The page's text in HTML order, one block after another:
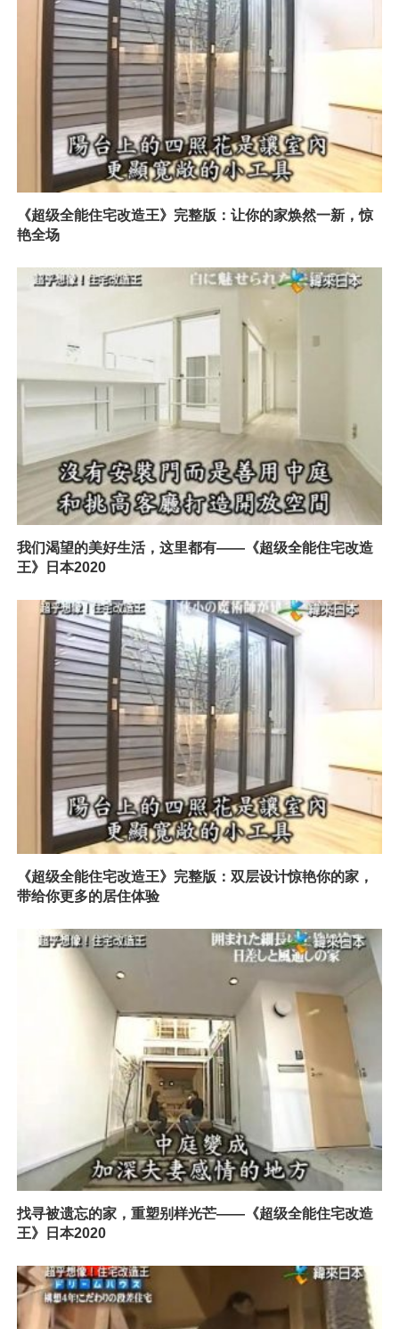
《超级全能住宅改造王》完整版：让你的家焕然一新，惊
艳全场
我们渴望的美好生活，这里都有——《超级全能住宅改造
王》日本2020
《超级全能住宅改造王》完整版：双层设计惊艳你的家，
带给你更多的居住体验
找寻被遗忘的家，重塑别样光芒——《超级全能住宅改造
王》日本2020